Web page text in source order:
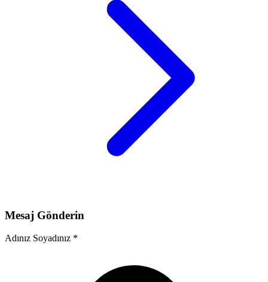
Mesaj Gönderin
Adınız Soyadınız *